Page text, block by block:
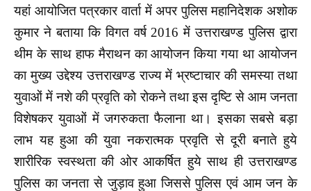
यहां आयोजित पत्रकार वार्ता में अपर पुलिस महानिदेशक अशोक
कुमार ने बताया कि विगत वर्ष 2016 में उत्तराखण्ड पुलिस द्वारा
थीम के साथ हाफ मैराथन का आयोजन किया गया था आयोजन
का मुख्य उद्देश्य उत्तराखण्ड राज्य में भ्रष्टाचार की समस्या तथा
युवाओं में नशे की प्रवृति को रोकने तथा इस दृष्टि से आम जनता
विशेषकर युवाओं में जगरुकता फैलाना था। इसका सबसे बड़ा
लाभ यह हुआ की युवा नकरात्मक प्रवृति से दूरी बनाते हुये
शारीरिक स्वस्थता की ओर आकर्षित हुये साथ ही उत्तराखण्ड
पुलिस का जनता से जुड़ाव हुआ जिससे पुलिस एवं आम जन के